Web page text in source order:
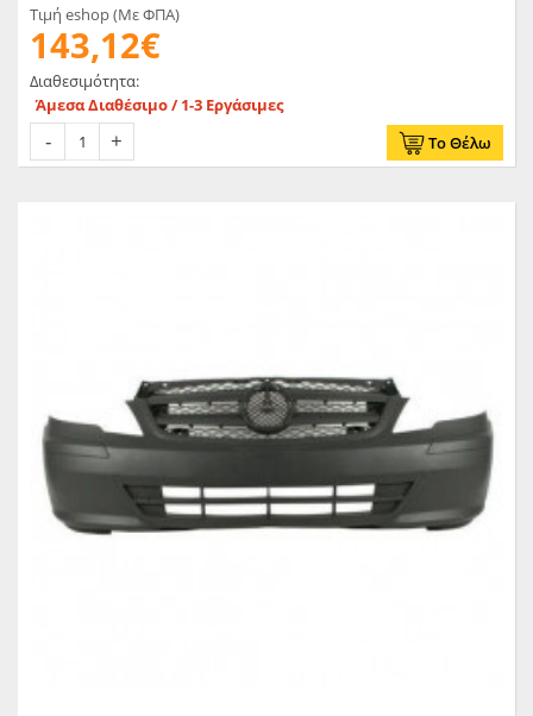
Τιμή eshop (Με ΦΠΑ)
143,12€
Διαθεσιμότητα:
Άμεσα Διαθέσιμο / 1-3 Εργάσιμες
Το Θέλω